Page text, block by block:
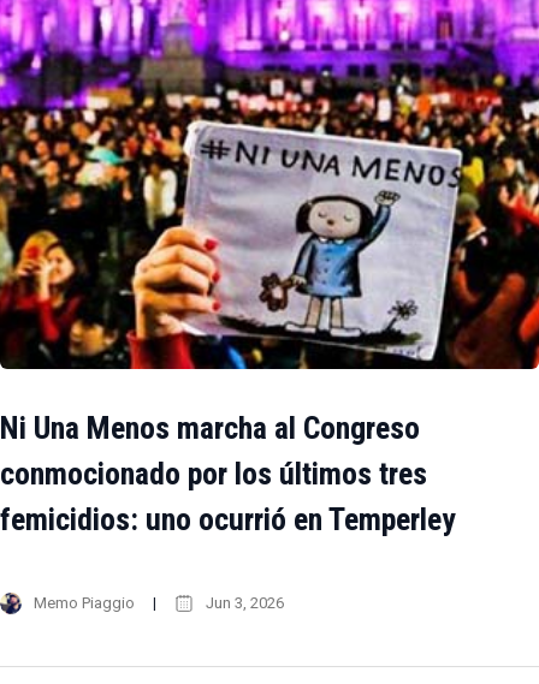
Ni Una Menos marcha al Congreso
conmocionado por los últimos tres
femicidios: uno ocurrió en Temperley
Memo Piaggio Jun 3, 2026